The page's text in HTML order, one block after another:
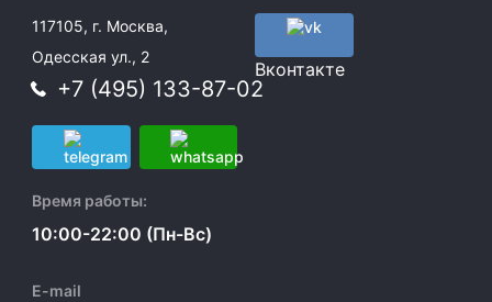
117105, г. Москва,
Одесская ул., 2
+7 (495) 133-87-02
Время работы:
10:00-22:00 (Пн-Вс)
E-mail
Вконтакте